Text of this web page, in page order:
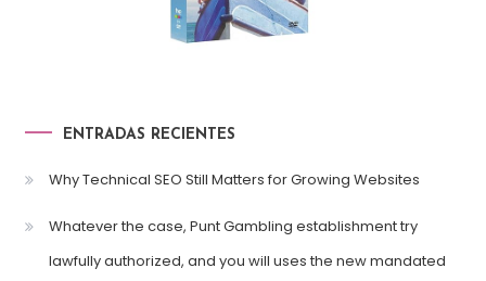
ENTRADAS RECIENTES
Why Technical SEO Still Matters for Growing Websites
Whatever the case, Punt Gambling establishment try
lawfully authorized, and you will uses the new mandated